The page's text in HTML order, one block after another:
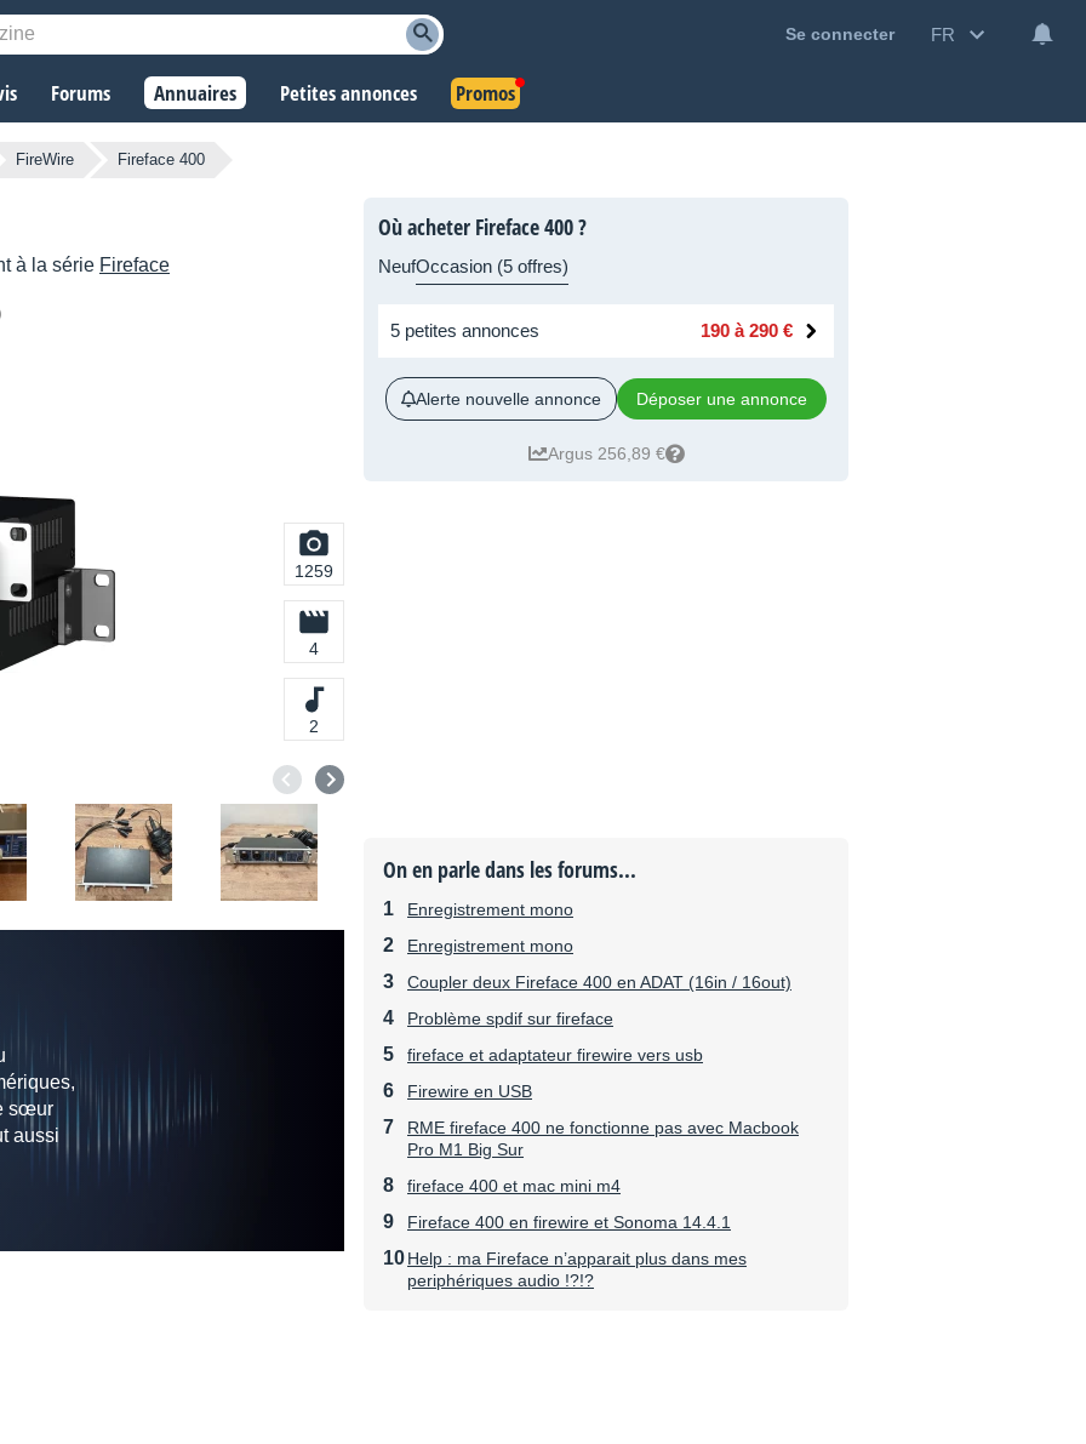
Se connecter FR
Forums Annuaires Petites annonces Promos
FireWire Fireface 400
à la série Fireface
1259
4
2
sœur
aussi
Où acheter Fireface 400 ?
NeufOccasion (5 offres)
5 petites annonces 190 à 290 €
Alerte nouvelle annonce Déposer une annonce
Argus 256,89 €
On en parle dans les forums...
Enregistrement mono
Enregistrement mono
Coupler deux Fireface 400 en ADAT (16in / 16out)
Problème spdif sur fireface
fireface et adaptateur firewire vers usb
Firewire en USB
RME fireface 400 ne fonctionne pas avec Macbook
Pro M1 Big Sur
fireface 400 et mac mini m4
Fireface 400 en firewire et Sonoma 14.4.1
Help : ma Fireface n’apparait plus dans mes
periphériques audio !?!?